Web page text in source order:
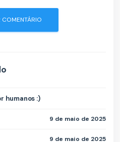
humanos :)
9 de maio de 2025
9 de maio de 2025